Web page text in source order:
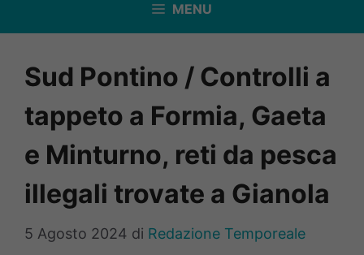
MENU
Sud Pontino / Controlli a
tappeto a Formia, Gaeta
e Minturno, reti da pesca
illegali trovate a Gianola
5 Agosto 2024 di Redazione Temporeale